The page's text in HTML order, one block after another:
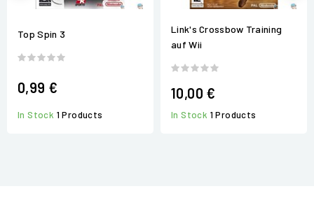
Top Spin 3
0,99 €
In Stock 1 Products
Link's Crossbow Training
auf Wii
10,00 €
In Stock 1 Products